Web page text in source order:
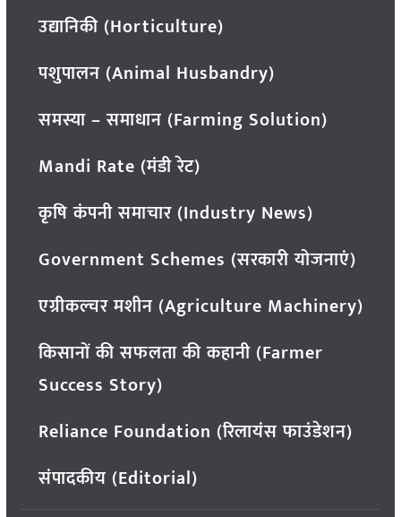
उद्यानिकी (Horticulture)
पशुपालन (Animal Husbandry)
समस्या – समाधान (Farming Solution)
Mandi Rate (मंडी रेट)
कृषि कंपनी समाचार (Industry News)
Government Schemes (सरकारी योजनाएं)
एग्रीकल्चर मशीन (Agriculture Machinery)
किसानों की सफलता की कहानी (Farmer
Success Story)
Reliance Foundation (रिलायंस फाउंडेशन)
संपादकीय (Editorial)